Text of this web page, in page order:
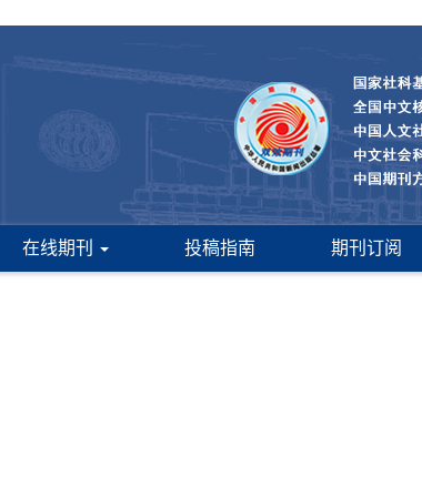
在线期刊 投稿指南 期刊订阅